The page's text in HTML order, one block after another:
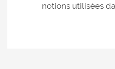
notions utilisées